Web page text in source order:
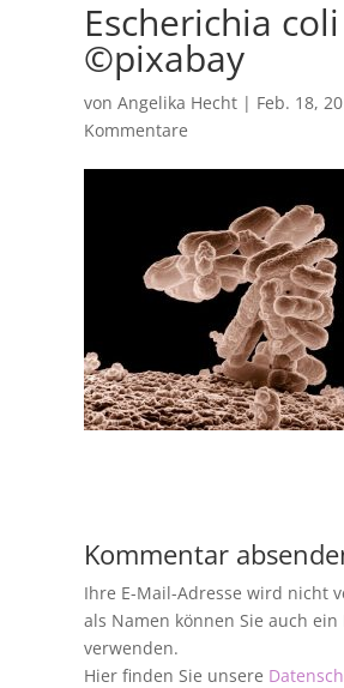
Escherichia coli
©pixabay
von Angelika Hecht| Feb. 18,
Kommentare
Kommentar
Ihre E-Mail-Adresse wird nicht
als Namen können Sie auch ein
verwenden.
Hier finden Sie unsere